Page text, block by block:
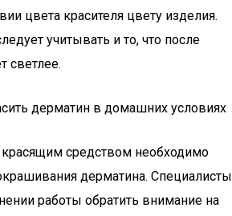
цвета красителя цвету изделия.
учитывать и то, что после
светлее.
дерматин в домашних условиях
средством необходимо
дерматина. Специалисты
работы обратить внимание на